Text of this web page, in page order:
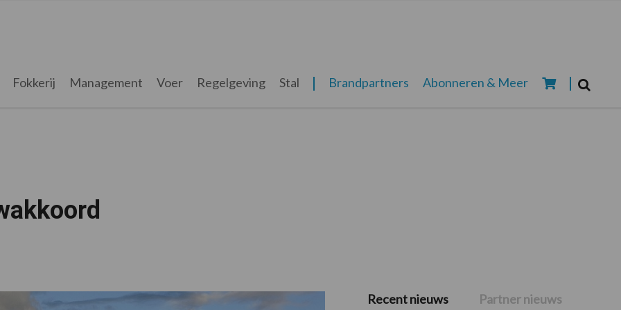
Fokkerij Management Voer Regelgeving Stal Brandpartners Abonneren & Meer
Primaire
Recent nieuws Partner nieuws